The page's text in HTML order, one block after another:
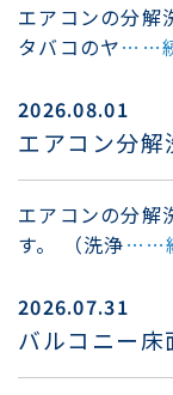
エアコンの分解
タバコのヤ……
2026.08.01
エアコン分解
エアコンの分解
す。 （洗浄……
2026.07.31
バルコニー床